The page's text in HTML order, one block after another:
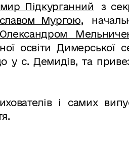
Підкурганний
з
Мургою,
Олександром
освіти Димерської
у с. Демидів, та
і самих